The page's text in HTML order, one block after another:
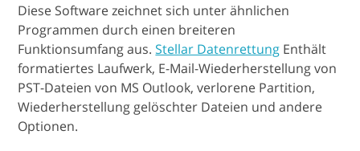
Diese Software zeichnet sich unter ähnlichen
Programmen durch einen breiteren
Funktionsumfang aus.Stellar Datenrettung Enthält
formatiertes Laufwerk, E-Mail-Wiederherstellung von
PST-Dateien von MS Outlook, verlorene Partition,
Wiederherstellung gelöschter Dateien und andere
Optionen.